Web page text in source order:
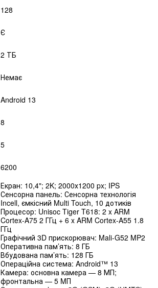
128
Є
2 ТБ
Немає
Android 13
8
5
6200
Екран: 10,4"; 2K; 2000х1200 px; IPS
Сенсорна панель: Сенсорна технологія
Incell, ємкісний Multi Touch, 10 дотиків
Процесор: Unisoc Tiger T618: 2 x ARM
Cortex-A75 2 ГГц + 6 x ARM Cortex-A55 1.8
ГГц
Графічний 3D прискорювач: Mali-G52 MP2
Оперативна пам’ять: 8 ГБ
Вбудована пам’ять: 128 ГБ
Операційна система: Android™ 13
Камера: основна камера — 8 МП;
фронтальна — 5 MП